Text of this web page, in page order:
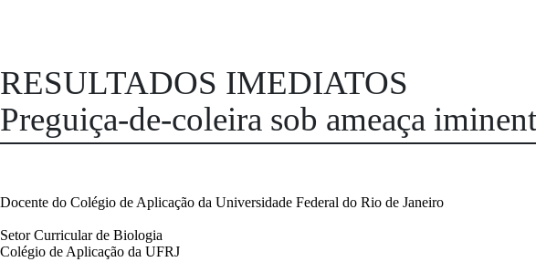
RESULTADOS IMEDIATOS
Preguiça-de-coleira sob ameaça
Docente do Colégio de Aplicação da Universidade Federal do Rio de Janeiro
Setor Curricular de Biologia
Colégio de Aplicação da UFRJ